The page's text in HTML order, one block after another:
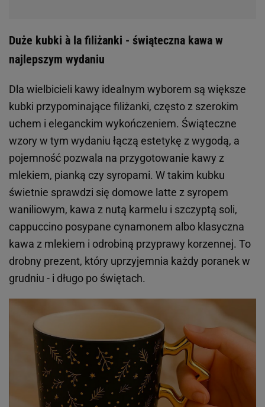
Duże kubki à la filiżanki - świąteczna kawa w
najlepszym wydaniu
Dla wielbicieli kawy idealnym wyborem są większe
kubki przypominające filiżanki, często z szerokim
uchem i eleganckim wykończeniem. Świąteczne
wzory w tym wydaniu łączą estetykę z wygodą, a
pojemność pozwala na przygotowanie kawy z
mlekiem, pianką czy syropami. W takim kubku
świetnie sprawdzi się domowe latte z syropem
waniliowym, kawa z nutą karmelu i szczyptą soli,
cappuccino posypane cynamonem albo klasyczna
kawa z mlekiem i odrobiną przyprawy korzennej. To
drobny prezent, który uprzyjemnia każdy poranek w
grudniu - i długo po świętach.